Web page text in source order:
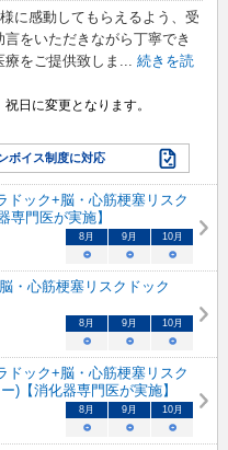
に感動してもらえるよう、受
言をいただきながら丁寧でき
をご提供致しま ... 続きを読
日に変更となります。
ボイス制度に対応
ドック+脳・心筋梗塞リスク
専門医が実施】
8月 9月 10月
○ ○ ○
・心筋梗塞リスクドック
8月 9月 10月
○ ○ ○
ドック+脳・心筋梗塞リスク
)【消化器専門医が実施】
8月 9月 10月
○ ○ ○